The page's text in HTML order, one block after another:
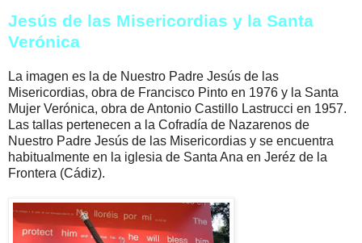
Jesús de las Misericordias y la Santa
Verónica
La imagen es la de Nuestro Padre Jesús de las
Misericordias, obra de Francisco Pinto en 1976 y la Santa
Mujer Verónica, obra de Antonio Castillo Lastrucci en 1957.
Las tallas pertenecen a la Cofradía de Nazarenos de
Nuestro Padre Jesús de las Misericordias y se encuentra
habitualmente en la iglesia de Santa Ana en Jeréz de la
Frontera (Cádiz).